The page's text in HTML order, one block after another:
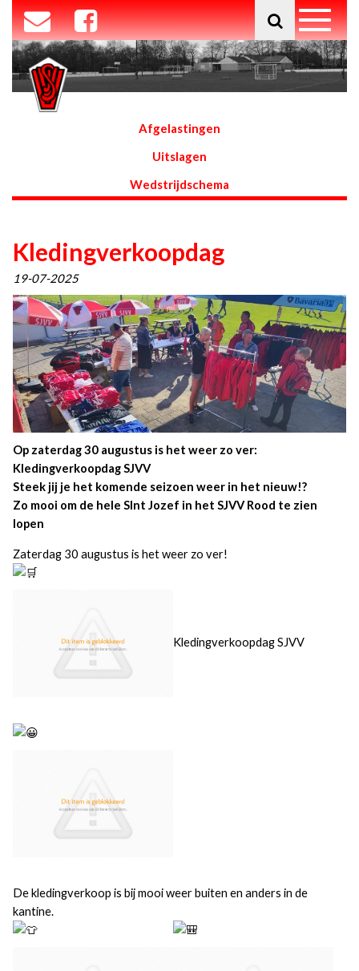
Afgelastingen
Uitslagen
Wedstrijdschema
Kledingverkoopdag
19-07-2025
Op zaterdag 30 augustus is het weer zo ver:
Kledingverkoopdag SJVV
Steek jij je het komende seizoen weer in het nieuw!?
Zo mooi om de hele SInt Jozef in het SJVV Rood te zien
lopen
Zaterdag 30 augustus is het weer zo ver!
Kledingverkoopdag SJVV
De kledingverkoop is bij mooi weer buiten en anders in de
kantine.